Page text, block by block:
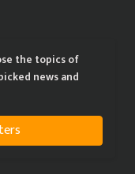
the topics of
news and